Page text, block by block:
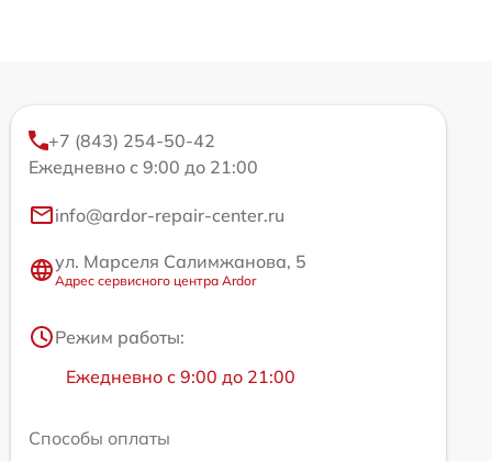
+7 (843) 254-50-42
Ежедневно с 9:00 до 21:00
info@ardor-repair-center.ru
ул. Марселя Салимжанова, 5
Адрес сервисного центра Ardor
Режим работы:
Ежедневно с 9:00 до 21:00
Способы оплаты